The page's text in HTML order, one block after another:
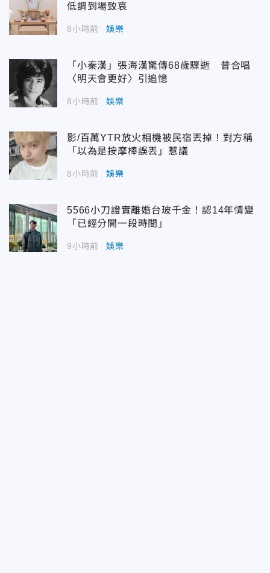
低調到場致哀
8小時前 娛樂
「小秦漢」張海漢驚傳68歲驟逝 昔合唱
〈明天會更好〉引追憶
8小時前 娛樂
影/百萬YTR放火相機被民宿丟掉！對方稱
「以為是按摩棒誤丟」惹議
8小時前 娛樂
5566小刀證實離婚台玻千金！認14年情變
「已經分開一段時間」
9小時前 娛樂